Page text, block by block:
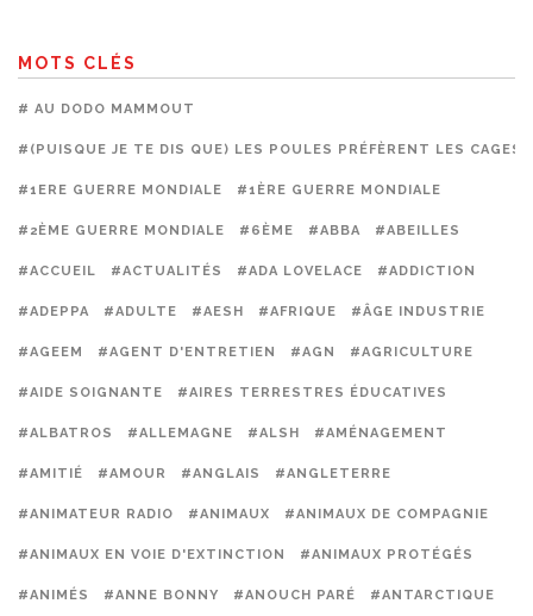
MOTS CLÉS
# AU DODO MAMMOUT
#(PUISQUE JE TE DIS QUE) LES POULES PRÉFÈRENT LES CAGES
#1ERE GUERRE MONDIALE #1ÈRE GUERRE MONDIALE
#2ÈME GUERRE MONDIALE #6ÈME #ABBA #ABEILLES
#ACCUEIL #ACTUALITÉS #ADA LOVELACE #ADDICTION
#ADEPPA #ADULTE #AESH #AFRIQUE #ÂGE INDUSTRIE
#AGEEM #AGENT D'ENTRETIEN #AGN #AGRICULTURE
#AIDE SOIGNANTE #AIRES TERRESTRES ÉDUCATIVES
#ALBATROS #ALLEMAGNE #ALSH #AMÉNAGEMENT
#AMITIÉ #AMOUR #ANGLAIS #ANGLETERRE
#ANIMATEUR RADIO #ANIMAUX #ANIMAUX DE COMPAGNIE
#ANIMAUX EN VOIE D'EXTINCTION #ANIMAUX PROTÉGÉS
#ANIMÉS #ANNE BONNY #ANOUCH PARÉ #ANTARCTIQUE